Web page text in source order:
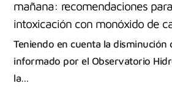
mañana: recomendaciones
intoxicación con monóxido de
Teniendo en cuenta la disminución
informado por el Observatorio
la…